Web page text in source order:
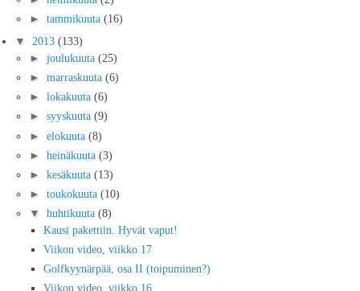
► tammikuuta (16)
▼ 2013 (133)
► joulukuuta (25)
► marraskuuta (6)
► lokakuuta (6)
► syyskuuta (9)
► elokuuta (8)
► heinäkuuta (3)
► kesäkuuta (13)
► toukokuuta (10)
▼ huhtikuuta (8)
Kausi pakettiin. Hyvät vaput!
Viikon video, viikko 17
Golfkyynärpää, osa II (toipuminen?)
Viikon video, viikko 16